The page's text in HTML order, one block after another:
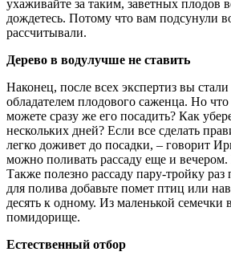
ухаживайте за таким, заветных плодов
дождетесь. Потому что вам подсунули
рассчитывали.
Дерево в водулучше не ставить
Наконец, после всех экспертиз вы
обладателем плодового саженца. Но
можете сразу же его посадить? Как
нескольких дней? Если все сделать
легко доживет до посадки, – говорит
можно поливать рассаду еще и вечером.
Также полезно рассаду пару-тройку
для полива добавьте помет птиц или
десять к одному. Из маленькой семечки
помидорище.
Естественный отбор